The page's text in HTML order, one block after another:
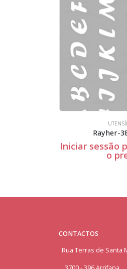
Rayher-
Iniciar sessão
o
CONTACTOS
Rua Terras de Santa